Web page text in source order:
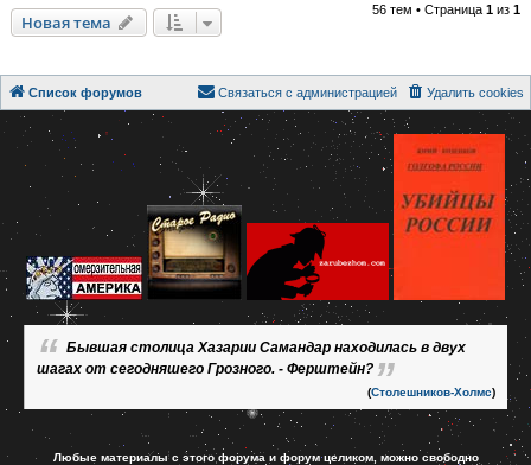
Новая тема
56 тем • Страница 1 из 1
Список форумов Удалить cookies
Связаться с администрацией
Бывшая столица Хазарии Самандар находилась в двух
шагах от сегодняшего Грозного. - Ферштейн?
(Столешников-Холмс)
Любые материалы с этого форума и форум целиком, можно свободно